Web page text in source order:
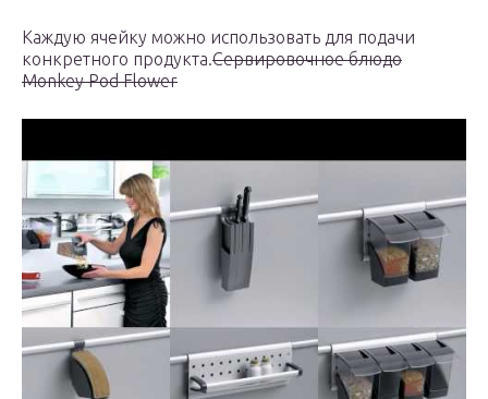
Каждую ячейку можно использовать для подачи
конкретного продукта.Сервировочное блюдо
Monkey Pod Flower